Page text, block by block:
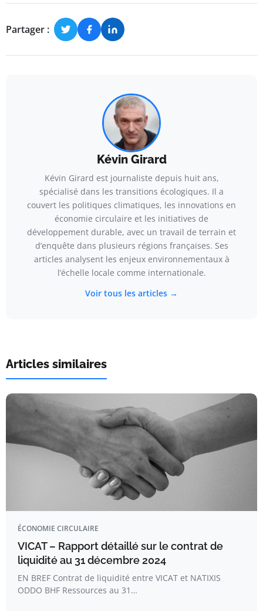
Partager :
Kévin Girard
Kévin Girard est journaliste depuis huit ans,
spécialisé dans les transitions écologiques. Il a
couvert les politiques climatiques, les innovations en
économie circulaire et les initiatives de
développement durable, avec un travail de terrain et
d’enquête dans plusieurs régions françaises. Ses
articles analysent les enjeux environnementaux à
l’échelle locale comme internationale.
Voir tous les articles →
Articles similaires
ÉCONOMIE CIRCULAIRE
VICAT – Rapport détaillé sur le contrat de
liquidité au 31 décembre 2024
EN BREF Contrat de liquidité entre VICAT et NATIXIS
ODDO BHF Ressources au 31…